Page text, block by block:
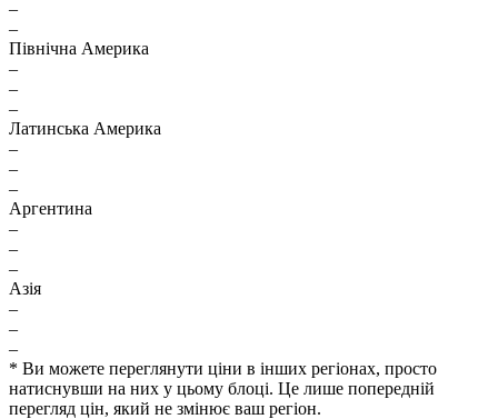
–
–
Північна Америка
–
–
–
Латинська Америка
–
–
–
Аргентина
–
–
–
Азія
–
–
–
* Ви можете переглянути ціни в інших регіонах, просто
натиснувши на них у цьому блоці. Це лише попередній
перегляд цін, який не змінює ваш регіон.